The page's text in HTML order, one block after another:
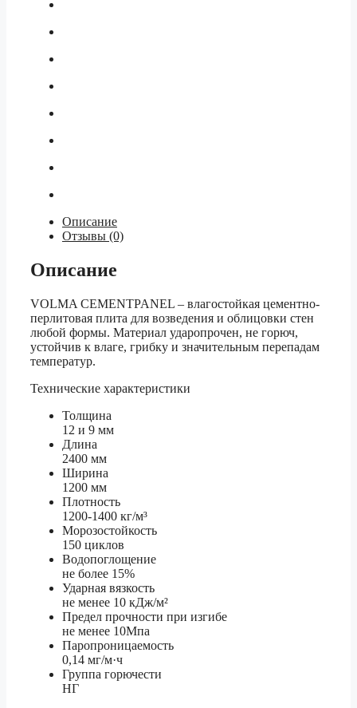
Описание
Отзывы (0)
Описание
VOLMA CEMENTPANEL – влагостойкая цементно-
перлитовая плита для возведения и облицовки стен
любой формы. Материал ударопрочен, не горюч,
устойчив к влаге, грибку и значительным перепадам
температур.
Технические характеристики
Толщина
12 и 9 мм
Длина
2400 мм
Ширина
1200 мм
Плотность
1200-1400 кг/м³
Морозостойкость
150 циклов
Водопоглощение
не более 15%
Ударная вязкость
не менее 10 кДж/м²
Предел прочности при изгибе
не менее 10Мпа
Паропроницаемость
0,14 мг/м·ч
Группа горючести
НГ